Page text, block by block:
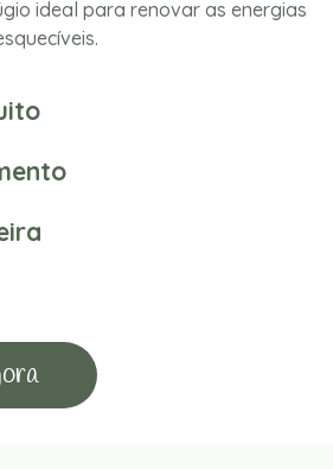
ideal para renovar as energias